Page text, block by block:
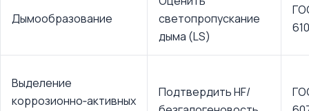
Дымообразование
светопропускание
дыма (LS)
Выделение
коррозионно‑активных
Подтвердить HF/